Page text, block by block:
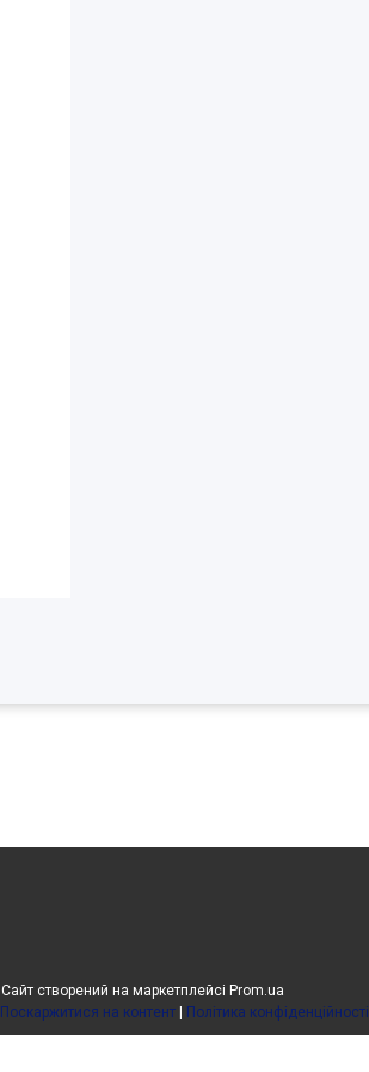
Сайт створений на маркетплейсі Prom.ua
Поскаржитися на контент Політика конфіденційності